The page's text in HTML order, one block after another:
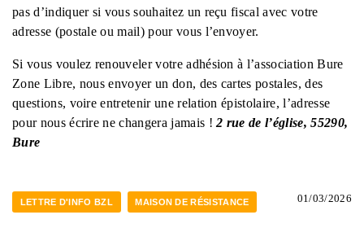
pas d’indiquer si vous souhaitez un reçu fiscal avec votre
adresse (postale ou mail) pour vous l’envoyer.
Si vous voulez renouveler votre adhésion à l’association Bure
Zone Libre, nous envoyer un don, des cartes postales,des
questions, voire entretenirune relation épistolaire,l’adresse
pour nous écrire ne changera jamais !2 rue de l’église, 55290,
Bure
01/03/2026
LETTRE D'INFO BZL MAISON DE RÉSISTANCE